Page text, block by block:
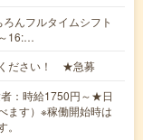
んフルタイムシフト
16:…
ください！ ★急募
：時給1750円～★日
ます）※稼働開始時は